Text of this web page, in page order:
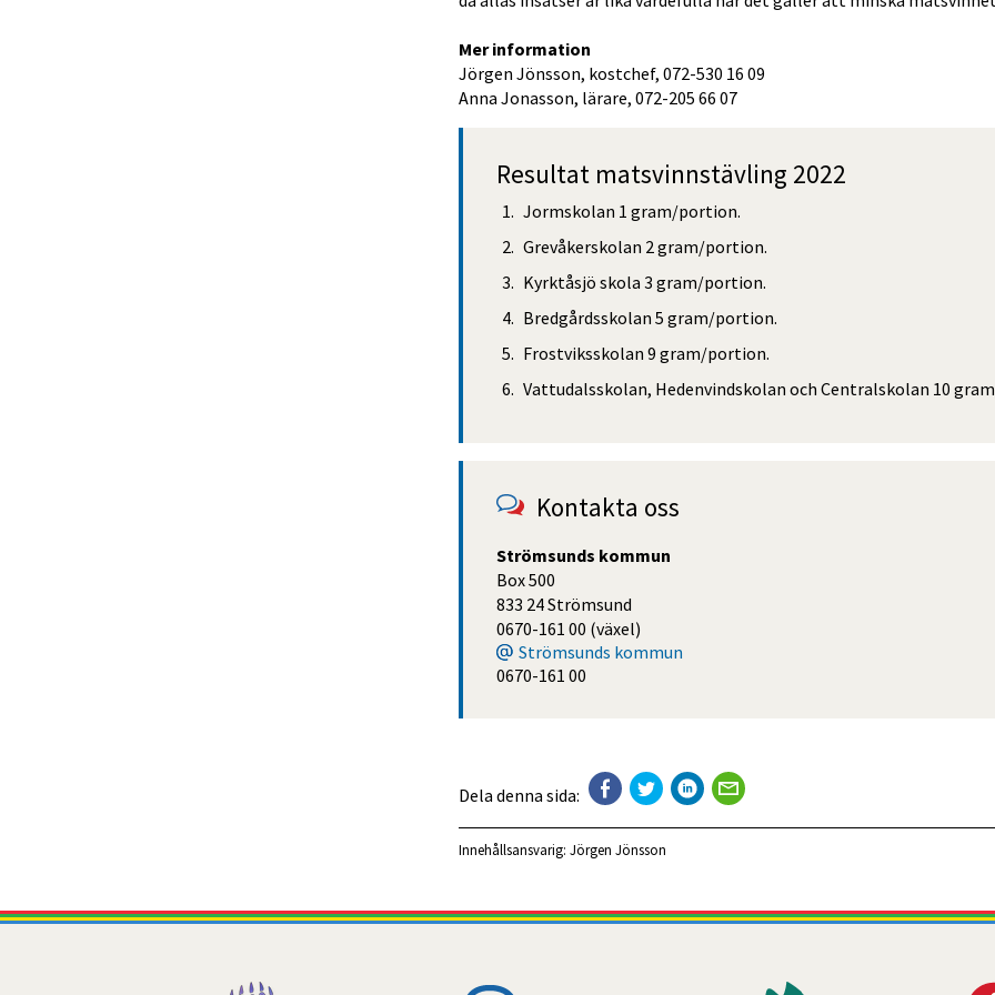
Mer information
Jörgen Jönsson, kostchef, 072-530 16 09
Anna Jonasson, lärare, 072-205 66 07
Resultat matsvinnstävling 2022
Jormskolan 1 gram/portion.
Grevåkerskolan 2 gram/portion.
Kyrktåsjö skola 3 gram/portion.
Bredgårdsskolan 5 gram/portion.
Frostviksskolan 9 gram/portion.
Vattudalsskolan, Hedenvindskolan och Centralskolan 10
Kontakta oss
Strömsunds kommun
Box 500
833 24 Strömsund
0670-161 00 (växel)
Strömsunds kommun
0670-161 00
Dela denna sida:
Innehållsansvarig: Jörgen Jönsson